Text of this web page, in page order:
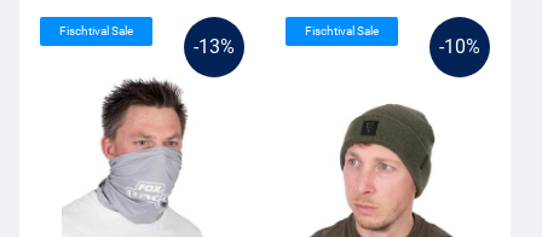
-13%
Fischtival Sale
-10%
Fischtival Sale